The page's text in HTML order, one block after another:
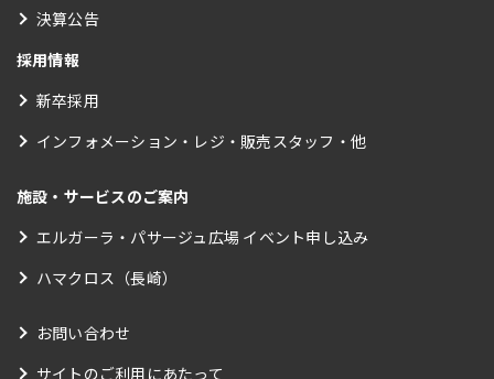
決算公告
採用情報
新卒採用
インフォメーション・レジ・販売スタッフ・他
施設・サービスのご案内
エルガーラ・パサージュ広場 イベント申し込み
ハマクロス（長崎）
お問い合わせ
サイトのご利用にあたって